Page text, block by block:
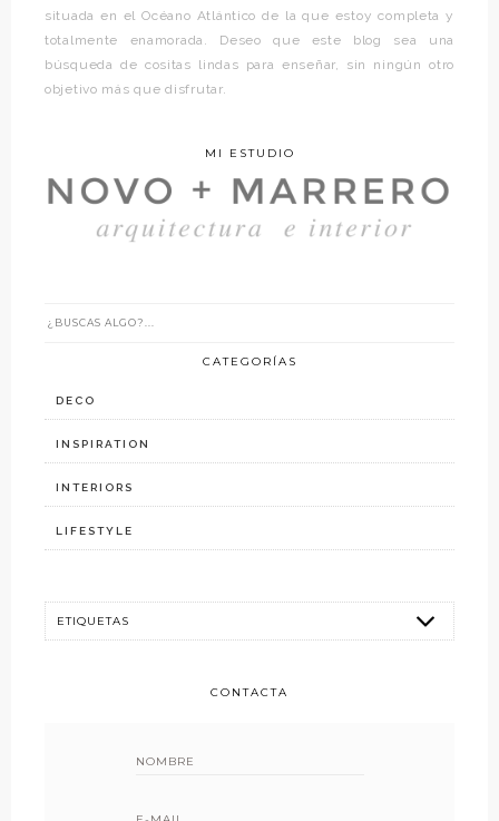
situada en el Océano Atlántico de la que estoy completa y
totalmente enamorada. Deseo que este blog sea una
búsqueda de cositas lindas para enseñar, sin ningún otro
objetivo más que disfrutar.
MI ESTUDIO
CATEGORÍAS
DECO
INSPIRATION
INTERIORS
LIFESTYLE
CONTACTA